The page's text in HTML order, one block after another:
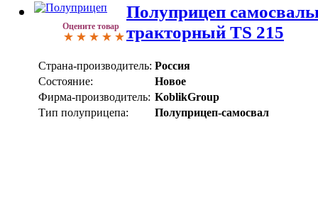
Оцените товар
Полуприцеп
тракторный TS 215
Страна-производитель: Россия
Состояние:
Новое
Фирма-производитель: KoblikGroup
Тип полуприцепа:
Полуприцеп-самосвал